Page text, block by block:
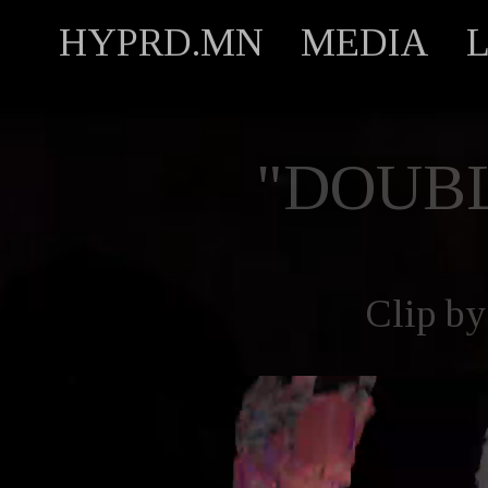
HYPRD.MN MEDIA
Clip